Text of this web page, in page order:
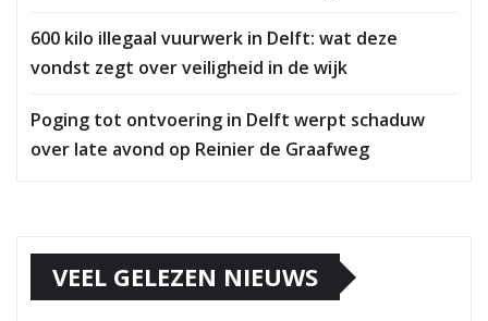
600 kilo illegaal vuurwerk in Delft: wat deze
vondst zegt over veiligheid in de wijk
Poging tot ontvoering in Delft werpt schaduw
over late avond op Reinier de Graafweg
VEEL GELEZEN NIEUWS